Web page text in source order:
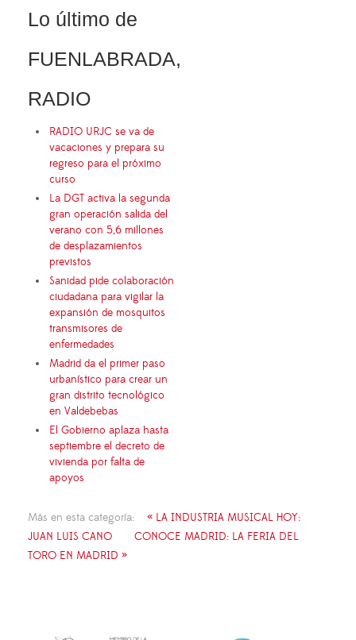
Lo último de
FUENLABRADA,
RADIO
RADIO URJC se va de
vacaciones y prepara su
regreso para el próximo
curso
La DGT activa la segunda
gran operación salida del
verano con 5,6 millones
de desplazamientos
previstos
Sanidad pide colaboración
ciudadana para vigilar la
expansión de mosquitos
transmisores de
enfermedades
Madrid da el primer paso
urbanístico para crear un
gran distrito tecnológico
en Valdebebas
El Gobierno aplaza hasta
septiembre el decreto de
vivienda por falta de
apoyos
Más en esta categoría:
« LA INDUSTRIA MUSICAL HOY:
JUAN LUIS CANO
CONOCE MADRID: LA FERIA DEL
TORO EN MADRID »